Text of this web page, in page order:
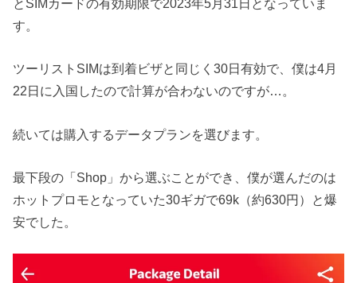
とSIMカードの有効期限で2023年5月31日となっていま
す。
ツーリストSIMは到着ビザと同じく30日有効で、僕は4月
22日に入国したので計算が合わないのですが…。
続いては購入するデータプランを選びます。
最下段の「Shop」から選ぶことができ、僕が選んだのは
ホットプロモとなっていた30ギガで69k（約630円）と爆
安でした。